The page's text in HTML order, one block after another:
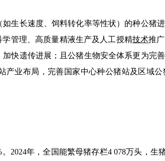
长速度、饲料转化率等性状）的种公猪
学管理、高质量精液生产及人工授精技术推
快遗传进展；且公猪生物安全体系更为完
产业布局，完善国家中心种公猪站及区域
年，全国能繁母猪存栏4 078万头，生